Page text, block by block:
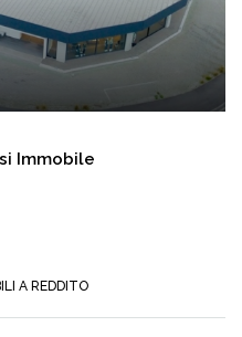
Immobile
A REDDITO